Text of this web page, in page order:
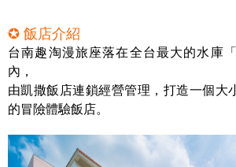
✪ 飯店介紹
台南趣淘漫旅座落在全台最大的水庫
內，
由凱撒飯店連鎖經營管理，打造一個大
的冒險體驗飯店。